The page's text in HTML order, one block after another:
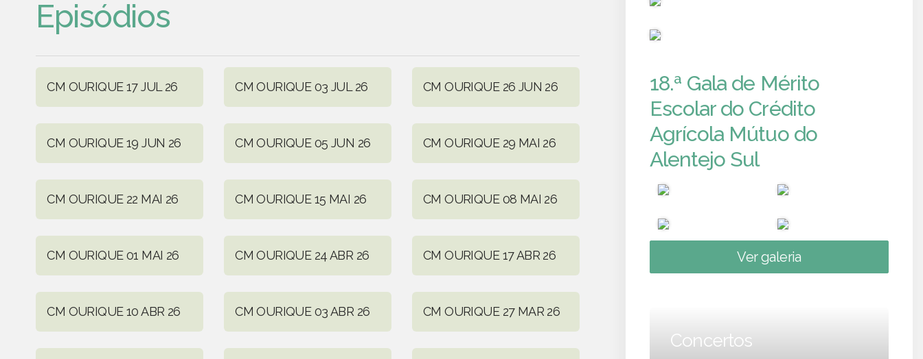
Episódios
CM OURIQUE 17 JUL 26 CM OURIQUE 03 JUL 26 CM OURIQUE 26 JUN 26
CM OURIQUE 19 JUN 26 CM OURIQUE 05 JUN 26 CM OURIQUE 29 MAI 26
CM OURIQUE 22 MAI 26 CM OURIQUE 15 MAI 26 CM OURIQUE 08 MAI 26
CM OURIQUE 01 MAI 26 CM OURIQUE 24 ABR 26 CM OURIQUE 17 ABR 26
CM OURIQUE 10 ABR 26 CM OURIQUE 03 ABR 26 CM OURIQUE 27 MAR 26
18.ª Gala de Mérito
Escolar do Crédito
Agrícola Mútuo do
Alentejo Sul
Ver galeria
Concertos